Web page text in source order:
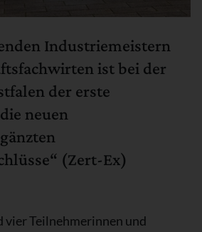
Industriemeistern
ist bei der
der erste
neuen
(Zert-Ex)
vier Teilnehmerinnen und